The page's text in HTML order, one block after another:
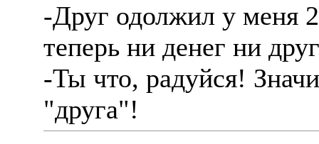
-Друг одолжил у меня
теперь ни денег ни
-Ты что, радуйся!
"друга"!